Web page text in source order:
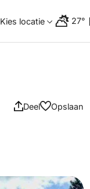
Kies locatie 27°
Deel Opslaan